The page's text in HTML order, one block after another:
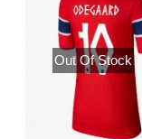
Out Of Stock